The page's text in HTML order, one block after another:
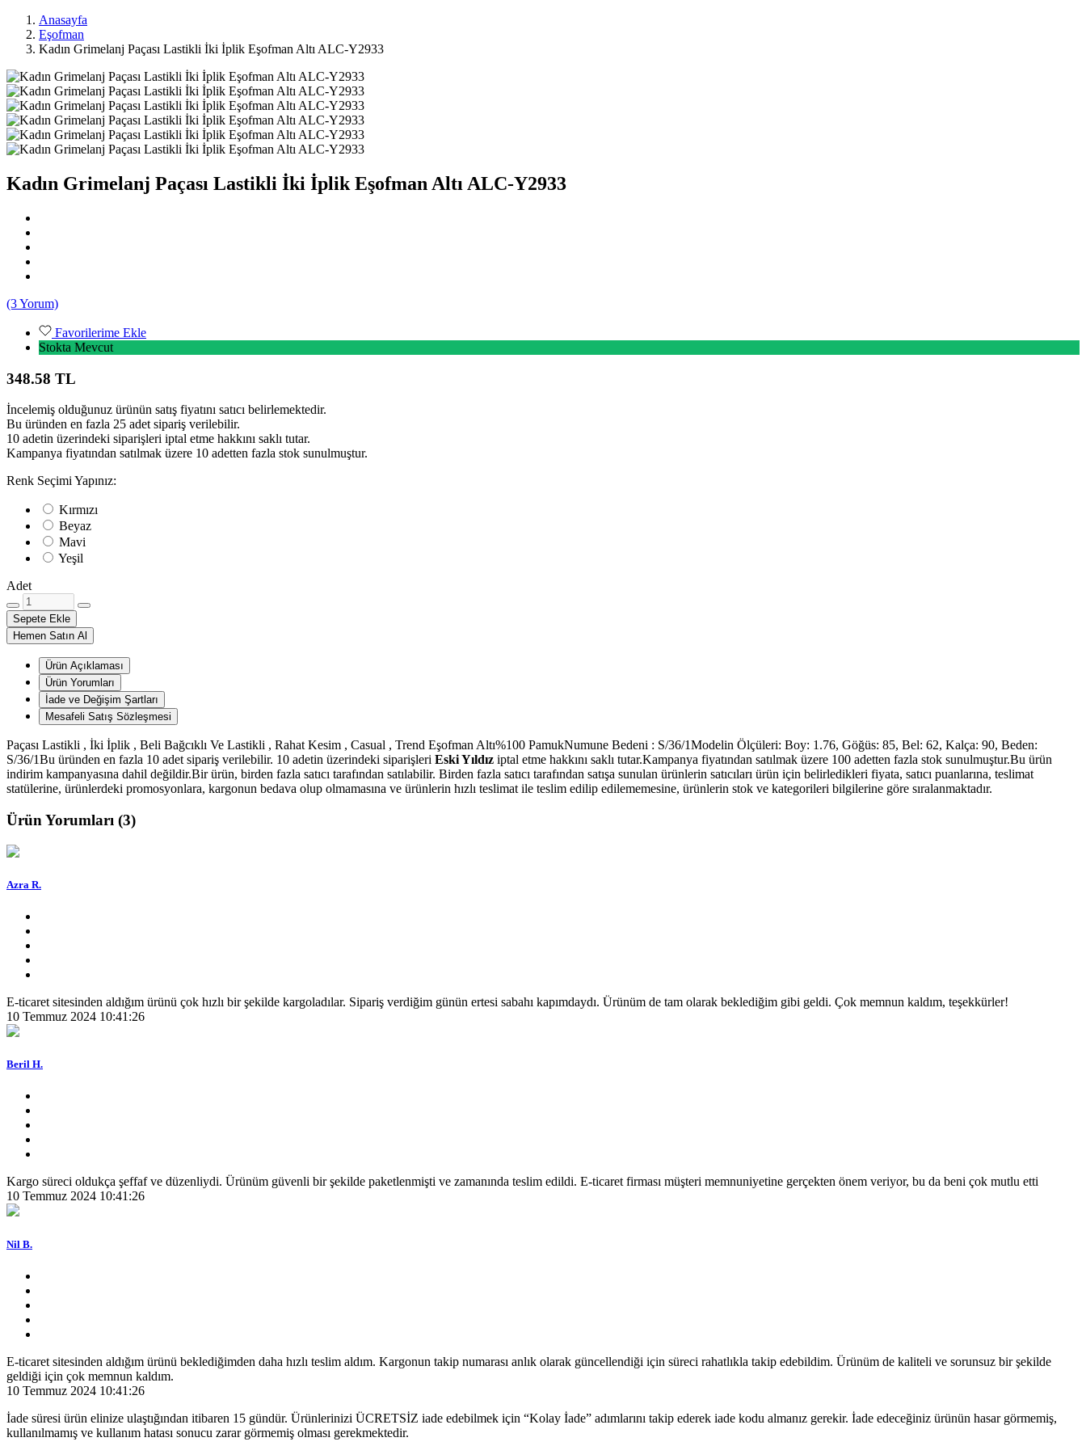
Anasayfa
Eşofman
Kadın Grimelanj Paçası Lastikli İki İplik Eşofman Altı ALC-Y2933
Kadın Grimelanj Paçası Lastikli İki İplik Eşofman Altı ALC-Y2933
(3 Yorum)
Favorilerime Ekle
Stokta Mevcut
348.58 TL
İncelemiş olduğunuz ürünün satış fiyatını satıcı belirlemektedir.
Bu üründen en fazla 25 adet sipariş verilebilir.
10 adetin üzerindeki siparişleri iptal etme hakkını saklı tutar.
Kampanya fiyatından satılmak üzere 10 adetten fazla stok sunulmuştur.
Renk Seçimi Yapınız:
Kırmızı
Beyaz
Mavi
Yeşil
Adet
Sepete Ekle
Hemen Satın Al
Ürün Açıklaması
Ürün Yorumları
İade ve Değişim Şartları
Mesafeli Satış Sözleşmesi
Paçası Lastikli , İki İplik , Beli Bağcıklı Ve Lastikli , Rahat Kesim , Casual , Trend Eşofman Altı%100 PamukNumune Bedeni : S/36/1Modelin Ölçüleri: Boy: 1.76, Göğüs: 85, Bel: 62, Kalça: 90, Beden:
S/36/1Bu üründen en fazla 10 adet sipariş verilebilir. 10 adetin üzerindeki siparişleri Eski Yıldız iptal etme hakkını saklı tutar.Kampanya fiyatından satılmak üzere 100 adetten fazla stok sunulmuştur.Bu ürün
indirim kampanyasına dahil değildir.Bir ürün, birden fazla satıcı tarafından satılabilir. Birden fazla satıcı tarafından satışa sunulan ürünlerin satıcıları ürün için belirledikleri fiyata, satıcı puanlarına, teslimat
statülerine, ürünlerdeki promosyonlara, kargonun bedava olup olmamasına ve ürünlerin hızlı teslimat ile teslim edilip edilememesine, ürünlerin stok ve kategorileri bilgilerine göre sıralanmaktadır.
Ürün Yorumları (3)
Azra R.
E-ticaret sitesinden aldığım ürünü çok hızlı bir şekilde kargoladılar. Sipariş verdiğim günün ertesi sabahı kapımdaydı. Ürünüm de tam olarak beklediğim gibi geldi. Çok memnun kaldım, teşekkürler!
10 Temmuz 2024 10:41:26
Beril H.
Kargo süreci oldukça şeffaf ve düzenliydi. Ürünüm güvenli bir şekilde paketlenmişti ve zamanında teslim edildi. E-ticaret firması müşteri memnuniyetine gerçekten önem veriyor, bu da beni çok mutlu etti
10 Temmuz 2024 10:41:26
Nil B.
E-ticaret sitesinden aldığım ürünü beklediğimden daha hızlı teslim aldım. Kargonun takip numarası anlık olarak güncellendiği için süreci rahatlıkla takip edebildim. Ürünüm de kaliteli ve sorunsuz bir şekilde
geldiği için çok memnun kaldım.
10 Temmuz 2024 10:41:26
İade süresi ürün elinize ulaştığından itibaren 15 gündür. Ürünlerinizi ÜCRETSİZ iade edebilmek için “Kolay İade” adımlarını takip ederek iade kodu almanız gerekir. İade edeceğiniz ürünün hasar görmemiş,
kullanılmamış ve kullanım hatası sonucu zarar görmemiş olması gerekmektedir.